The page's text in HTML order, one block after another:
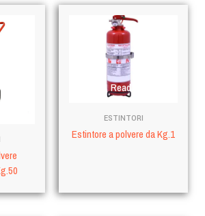
Read more
ESTINTORI
Estintore a polvere da Kg.1